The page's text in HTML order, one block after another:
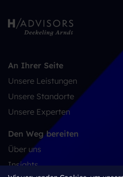
An Ihrer Seite
Unsere Leistungen
Unsere Standorte
Unsere Experten
Den Weg bereiten
Über uns
Insights